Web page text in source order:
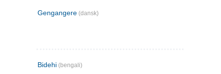
Gengangere (dansk)
Bidehi (bengali)